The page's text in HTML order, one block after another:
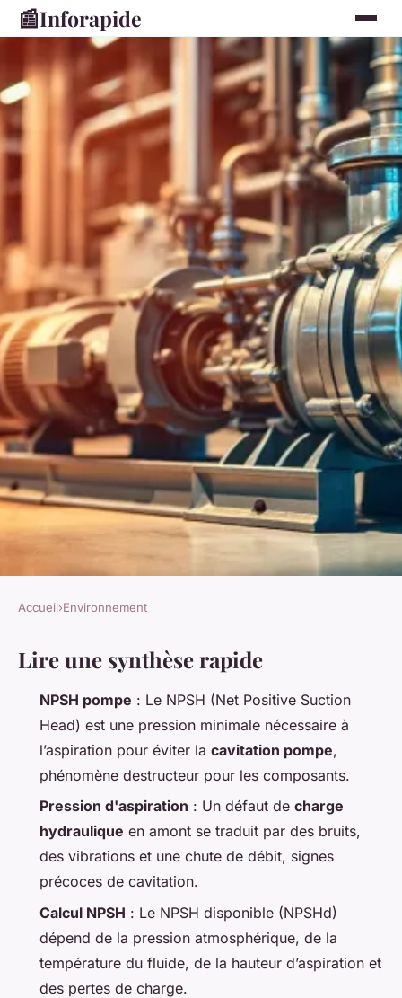
📰Inforapide
Guide complet pour
maximiser le NPSH d'une
pompe
Joséphine 21/05/2026 13:04 9 min de lecture
Accueil›Environnement
Lire une synthèse rapide
NPSH pompe : Le NPSH (Net Positive Suction
Head) est une pression minimale nécessaire à
l’aspiration pour éviter la cavitation pompe,
phénomène destructeur pour les composants.
Pression d'aspiration : Un défaut de charge
hydraulique en amont se traduit par des bruits,
des vibrations et une chute de débit, signes
précoces de cavitation.
Calcul NPSH : Le NPSH disponible (NPSHd)
dépend de la pression atmosphérique, de la
température du fluide, de la hauteur d’aspiration et
des pertes de charge.